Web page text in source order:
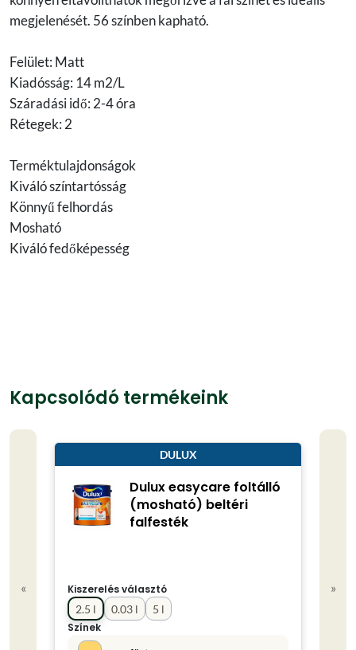
megjelenését. 56 színben kapható.
Felület: Matt
Kiadósság: 14 m2/L
Száradási idő: 2-4 óra
Rétegek: 2
Terméktulajdonságok
Kiváló színtartósság
Könnyű felhordás
Mosható
Kiváló fedőképesség
Kapcsolódó termékeink
«
DULUX
Dulux easycare foltálló
(mosható) beltéri
falfesték
Kiszerelés választó
0.03 l
2.5 l
5 l
Színek
»